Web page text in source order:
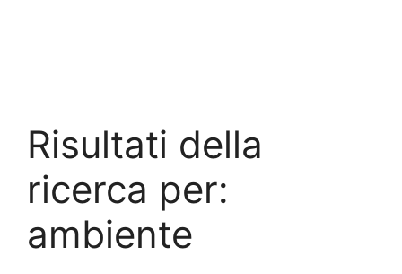
Risultati della
ricerca per:
ambiente